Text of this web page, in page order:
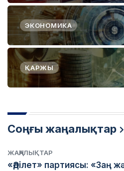
ЭКОНОМИКА
ҚАРЖЫ
Соңғы жаңалықтар
ЖАҢАЛЫҚТАР
«Әділет» партиясы: «Заң